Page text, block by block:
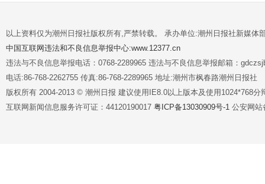
以上资料仅为潮州日报社版权所有,严禁转载。 承办单位:潮州日报社新媒体
中国互联网违法和不良信息举报中心:www.12377.cn
违法与不良信息举报电话：0768-2289965 违法与不良信息举报邮箱：
电话:86-768-2262755 传真:86-768-2289965 地址:潮州市枫春路潮州日报社
版权所有 2004-2013 © 潮州日报 建议使用IE8.0以上版本及使用1024*768分
互联网新闻信息服务许可证：44120190017 粤ICP备13030909号-1 公安网站